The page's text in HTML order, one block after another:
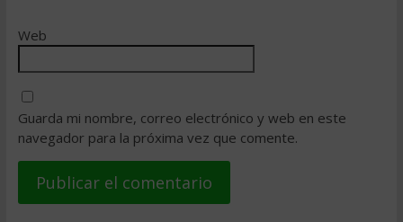
Web
Guarda mi nombre, correo electrónico y web en este
navegador para la próxima vez que comente.